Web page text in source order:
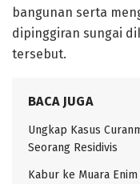
bangunan serta
dipinggiran sungai
tersebut.
BACA JUGA
Ungkap Kasus
Seorang Residivis
Kabur ke Muara